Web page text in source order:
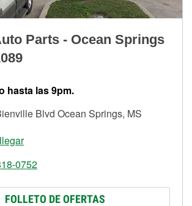
Parts - Ocean Springs
hasta las 9pm.
Blvd Ocean Springs, MS
0752
FOLLETO DE OFERTAS